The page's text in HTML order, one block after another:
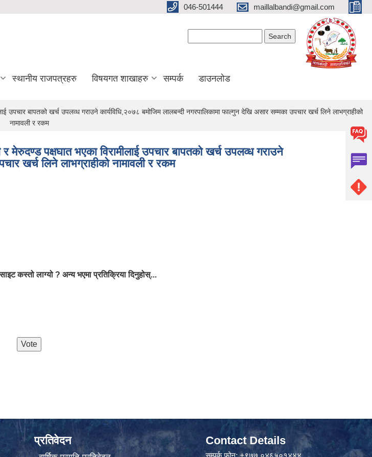
046-501444 maillalbandi@gmail.com
स्थानीय राजपत्रहरु विषयगत शाखाहरु सम्पर्क डाउनलोड
उपचार बापतको खर्च उपलव्ध गराउने कार्यविधि,२०७८ बमोजिम लालबन्दी नगरपालिकामा फाल्गुन देखि असार सम्मका उपचार खर्च लिने लाभग्राहीको
नामावली र रकम
मेरुदण्ड पक्षघात भएका विरामीलाई उपचार बापतको खर्च उपलव्ध गराउने
खर्च लिने लाभग्राहीको नामावली र रकम
कस्तो लाग्यो ? अन्य भएमा प्रतिक्रिया दिनुहोस्...
प्रतिवेदन Contact Details
सम्पर्क फोन: +९७७ ०४६५०१४४४